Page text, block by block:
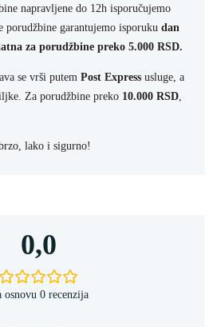
napravljene do 12h isporučujemo
porudžbine garantujemo isporuku dan
za porudžbine preko 5.000 RSD.
se vrši putem Post Express usluge, a
Za porudžbine preko 10.000 RSD,
lako i sigurno!
0,0
osnovu 0 recenzija